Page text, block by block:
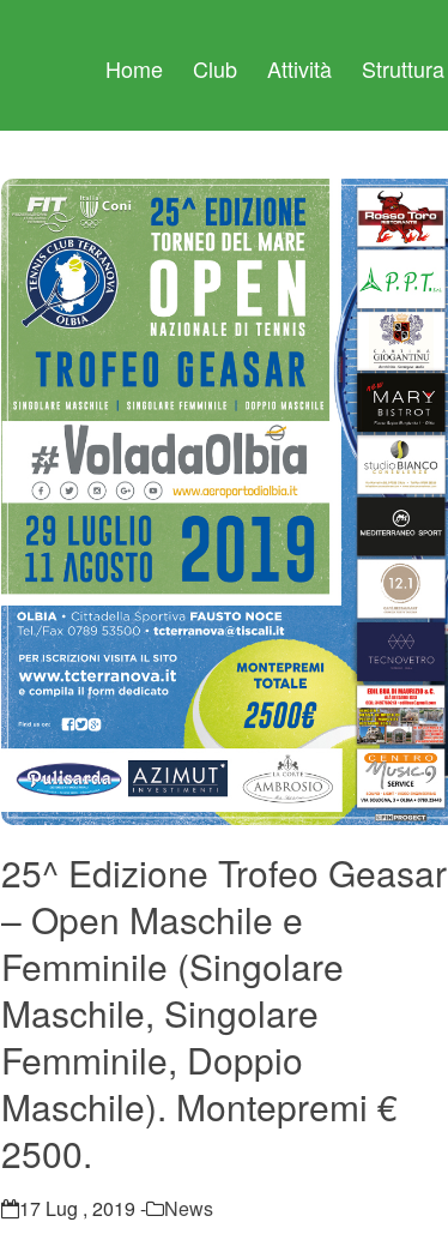
Home Club Attività Struttura
25^ Edizione Trofeo Geasar
– Open Maschile e
Femminile (Singolare
Maschile, Singolare
Femminile, Doppio
Maschile). Montepremi €
2500.
17 Lug , 2019 - News